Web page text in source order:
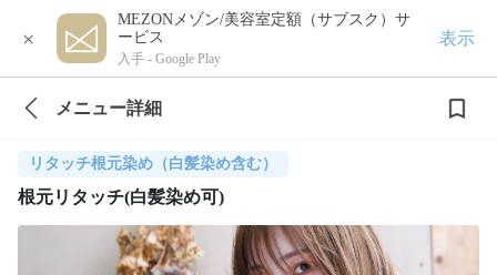
×
MEZONメゾン/美容室定額（サブスク）サ
ービス
入手 - Google Play
表示
メニュー詳細
リタッチ根元染め（白髪染め含む）
根元リタッチ(白髪染め可)